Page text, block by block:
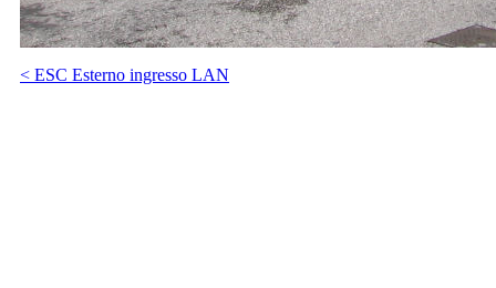
< ESC Esterno ingresso LAN